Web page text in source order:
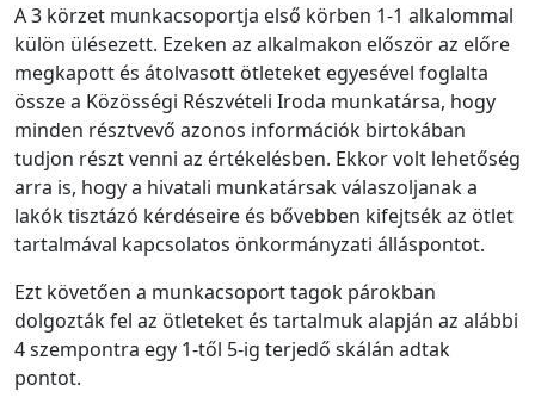
A 3 körzet munkacsoportja első körben 1-1 alkalommal
külön ülésezett. Ezeken az alkalmakon először az előre
megkapott és átolvasott ötleteket egyesével foglalta
össze a Közösségi Részvételi Iroda munkatársa, hogy
minden résztvevő azonos információk birtokában
tudjon részt venni az értékelésben. Ekkor volt lehetőség
arra is, hogy a hivatali munkatársak válaszoljanak a
lakók tisztázó kérdéseire és bővebben kifejtsék az ötlet
tartalmával kapcsolatos önkormányzati álláspontot.
Ezt követően a munkacsoport tagok párokban
dolgozták fel az ötleteket és tartalmuk alapján az alábbi
4 szempontra egy 1-től 5-ig terjedő skálán adtak
pontot.